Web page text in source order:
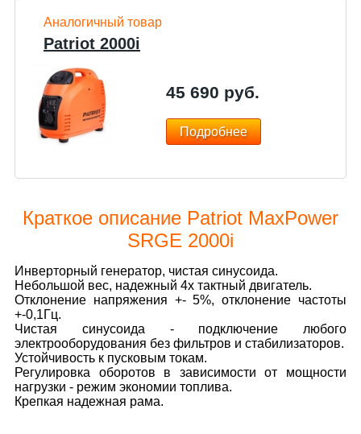
Аналогичный товар
Patriot 2000i
45 690 руб.
Подробнее
Краткое описание Patriot MaxPower
SRGE 2000i
Инверторный генератор, чистая синусоида.
Небольшой вес, надежный 4х тактный двигатель.
Отклонение напряжения +- 5%, отклонение частоты
+-0,1Гц.
Чистая синусоида - подключение любого
электрооборудования без фильтров и стабилизаторов.
Устойчивость к пусковым токам.
Регулировка оборотов в зависимости от мощности
нагрузки - режим экономии топлива.
Крепкая надежная рама.